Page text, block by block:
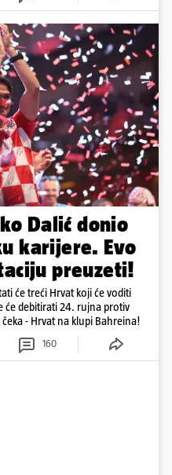
Dalić donio
karijere. Evo
preuzeti!
će treći Hrvat koji će voditi
će debitirati 24. rujna protiv
- Hrvat na klupi Bahreina!
160